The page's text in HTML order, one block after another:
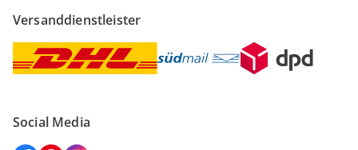
Versanddienstleister
Social Media